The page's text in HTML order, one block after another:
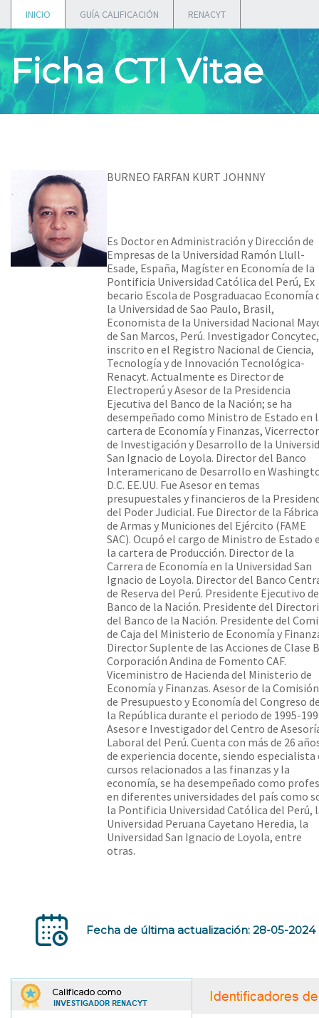
INICIO GUÍA CALIFICACIÓN RENACYT
Ficha CTI Vitae
BURNEO FARFAN KURT JOHNNY
Es Doctor en Administración y Dirección de
Empresas de la Universidad Ramón Llull-
Esade, España, Magíster en Economía de la
Pontificia Universidad Católica del Perú, Ex
becario Escola de Posgraduacao Economía
la Universidad de Sao Paulo, Brasil,
Economista de la Universidad Nacional
de San Marcos, Perú. Investigador Concytec,
inscrito en el Registro Nacional de Ciencia,
Tecnología y de Innovación Tecnológica-
Renacyt. Actualmente es Director de
Electroperú y Asesor de la Presidencia
Ejecutiva del Banco de la Nación; se ha
desempeñado como Ministro de Estado en
cartera de Economía y Finanzas, Vicerrector
de Investigación y Desarrollo de la
San Ignacio de Loyola. Director del Banco
Interamericano de Desarrollo en
D.C. EE.UU. Fue Asesor en temas
presupuestales y financieros de la
del Poder Judicial. Fue Director de la Fábrica
de Armas y Municiones del Ejército (FAME
SAC). Ocupó el cargo de Ministro de Estado
la cartera de Producción. Director de la
Carrera de Economía en la Universidad San
Ignacio de Loyola. Director del Banco
de Reserva del Perú. Presidente Ejecutivo
Banco de la Nación. Presidente del
del Banco de la Nación. Presidente del
de Caja del Ministerio de Economía y
Director Suplente de las Acciones de Clase B
Corporación Andina de Fomento CAF.
Viceministro de Hacienda del Ministerio de
Economía y Finanzas. Asesor de la Comisión
de Presupuesto y Economía del Congreso
la República durante el periodo de 1995-
Asesor e Investigador del Centro de
Laboral del Perú. Cuenta con más de 26
de experiencia docente, siendo especialista
cursos relacionados a las finanzas y la
economía, se ha desempeñado como
en diferentes universidades del país como
la Pontificia Universidad Católica del Perú,
Universidad Peruana Cayetano Heredia, la
Universidad San Ignacio de Loyola, entre
otras.
Fecha de última actualización: 28-05-2024